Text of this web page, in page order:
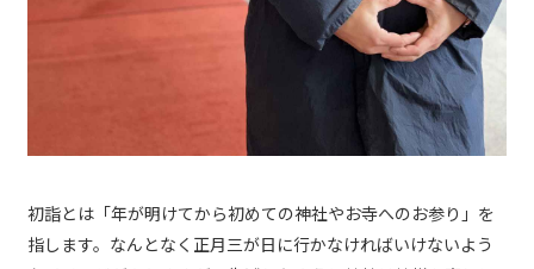
初詣とは「年が明けてから初めての神社やお寺へのお参り」を
指します。なんとなく正月三が日に行かなければいけないよう